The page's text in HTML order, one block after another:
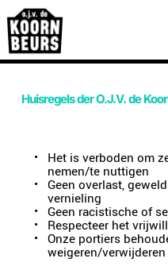
to
content
Huisregels der O.J.V. de
Het is verboden om
nemen/te nuttigen
Geen overlast,
vernieling
Geen racistische of
Respecteer het
Onze portiers
weigeren/